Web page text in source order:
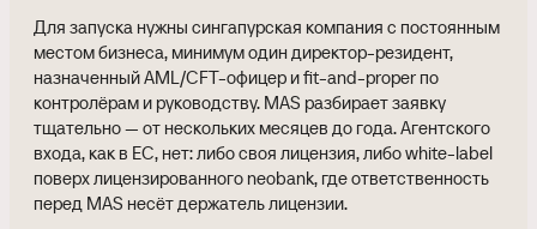
Для запуска нужны сингапурская компания с постоянным
местом бизнеса, минимум один директор-резидент,
назначенный AML/CFT-офицер и fit-and-proper по
контролёрам и руководству. MAS разбирает заявку
тщательно — от нескольких месяцев до года. Агентского
входа, как в ЕС, нет: либо своя лицензия, либо white-label
поверх лицензированного neobank, где ответственность
перед MAS несёт держатель лицензии.